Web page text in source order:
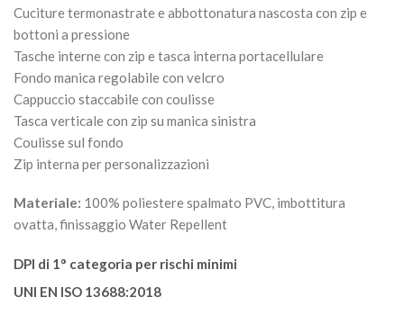
Cuciture termonastrate e abbottonatura nascosta con zip e
bottoni a pressione
Tasche interne con zip e tasca interna portacellulare
Fondo manica regolabile con velcro
Cappuccio staccabile con coulisse
Tasca verticale con zip su manica sinistra
Coulisse sul fondo
Zip interna per personalizzazioni
Materiale: 100% poliestere spalmato PVC, imbottitura
ovatta, finissaggio Water Repellent
DPI di 1° categoria per rischi minimi
UNI EN ISO 13688:2018